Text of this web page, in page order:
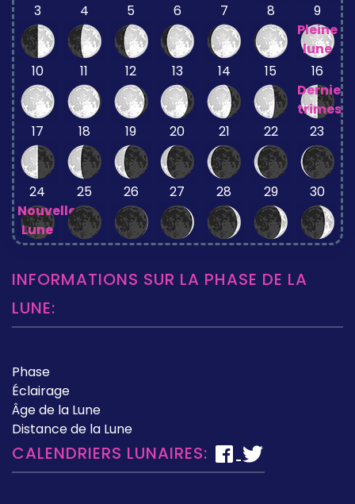
3
4 5 6 7 8
9
Pleine
lune
10
11 12 13 14 15
16
Dernier
17
18 19 20 21 22 23
24
Nouvelle
Lune
25 26 27 28 29 30
INFORMATIONS SUR LA PHASE DE LA
LUNE:
Phase
Éclairage
Âge de la Lune
Distance de la Lune
CALENDRIERS LUNAIRES: